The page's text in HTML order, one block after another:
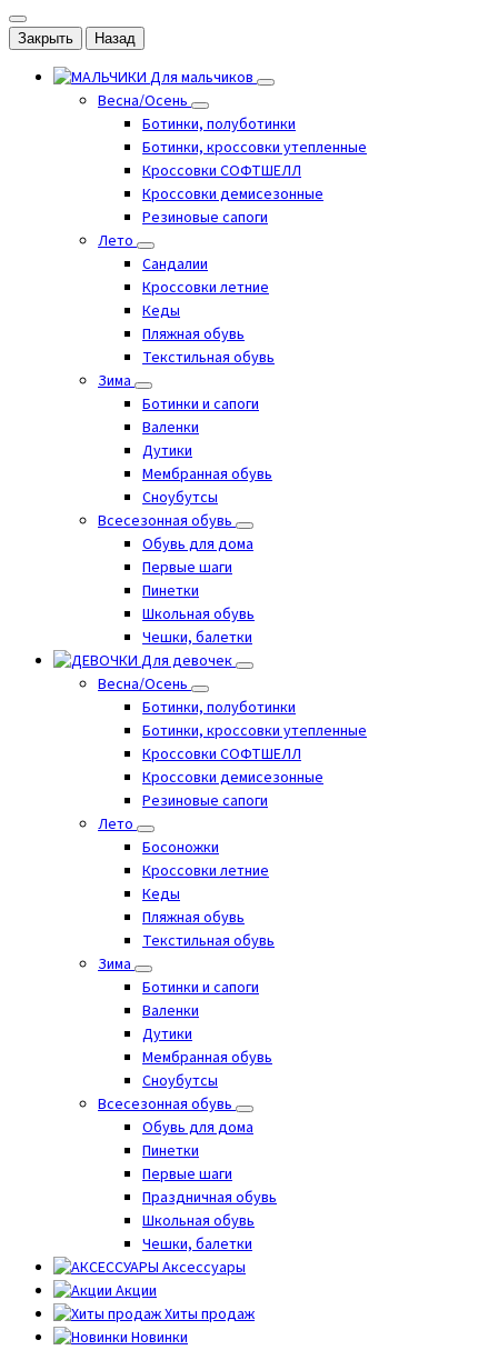
Закрыть Назад
Для мальчиков
Весна/Осень
Ботинки, полуботинки
Ботинки, кроссовки утепленные
Кроссовки СОФТШЕЛЛ
Кроссовки демисезонные
Резиновые сапоги
Лето
Cандалии
Кроссовки летние
Кеды
Пляжная обувь
Текстильная обувь
Зима
Ботинки и сапоги
Валенки
Дутики
Мембранная обувь
Сноубутсы
Всесезонная обувь
Обувь для дома
Первые шаги
Пинетки
Школьная обувь
Чешки, балетки
Для девочек
Весна/Осень
Ботинки, полуботинки
Ботинки, кроссовки утепленные
Кроссовки СОФТШЕЛЛ
Кроссовки демисезонные
Резиновые сапоги
Лето
Босоножки
Кроссовки летние
Кеды
Пляжная обувь
Текстильная обувь
Зима
Ботинки и сапоги
Валенки
Дутики
Мембранная обувь
Сноубутсы
Всесезонная обувь
Обувь для дома
Пинетки
Первые шаги
Праздничная обувь
Школьная обувь
Чешки, балетки
Аксессуары
Акции
Хиты продаж
Новинки